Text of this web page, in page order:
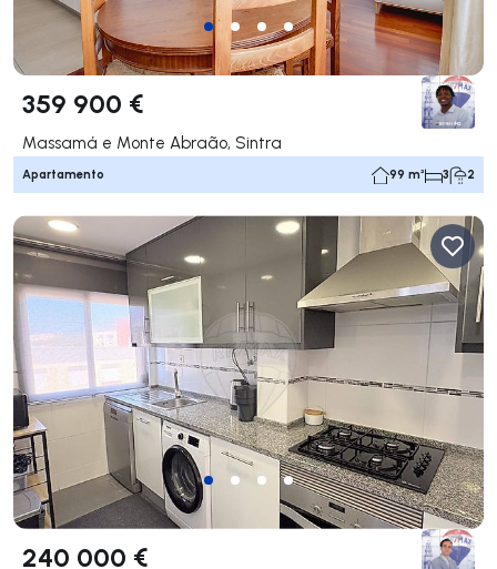
359 900 €
Massamá e Monte Abraão, Sintra
Apartamento 99 m² 3 2
240 000 €